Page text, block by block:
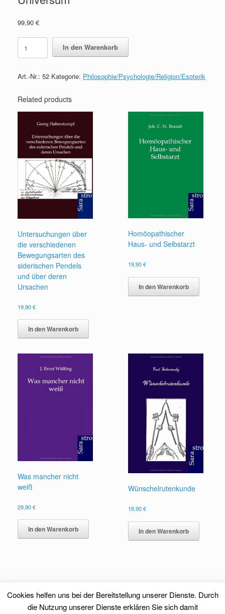
99,90 €
Universum
quantity
In den Warenkorb
Art.-Nr.: 52 Kategorie: Philosophie/Psychologie/Religion/Esoterik
Related products
Untersuchungen über
die verschiedenen
Bewegungsarten des
siderischen Pendels
und über deren
Ursachen
19,90€
In den Warenkorb
Homöopathischer
Haus- und Selbstarzt
19,90€
In den Warenkorb
Was mancher nicht
weiß
29,90€
In den Warenkorb
Wünschelrutenkunde
19,90€
In den Warenkorb
Cookies helfen uns bei der Bereitstellung unserer Dienste. Durch
die Nutzung unserer Dienste erklären Sie sich damit